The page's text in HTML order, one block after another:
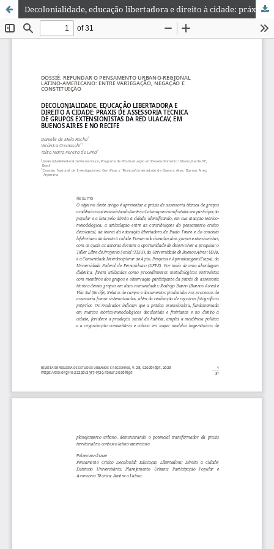
Decolonialidade, educação libertadora e direito à cidade: práxis de assessoria técnica de grupos extensionistas da Red Ulacav, em Buenos Aires e no Recife